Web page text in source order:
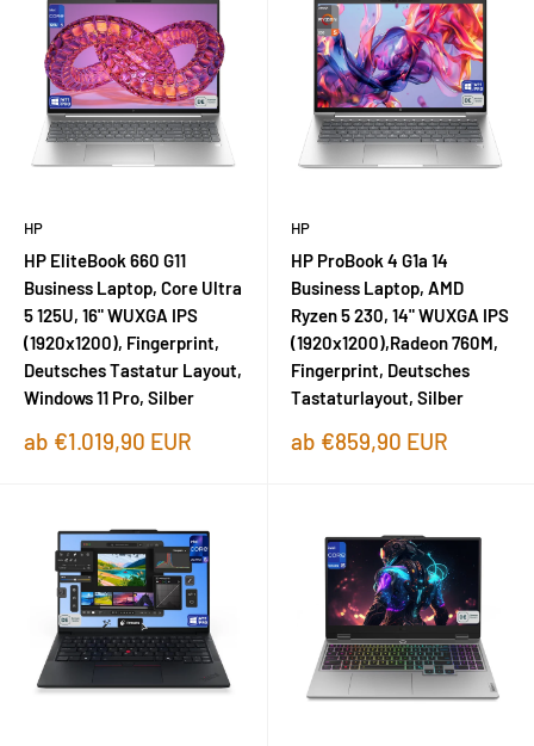
HP
HP EliteBook 660 G11
Business Laptop, Core Ultra
5 125U, 16" WUXGA IPS
(1920x1200), Fingerprint,
Deutsches Tastatur Layout,
Windows 11 Pro, Silber
Sonderpreis
ab €1.019,90 EUR
HP
HP ProBook 4 G1a 14
Business Laptop, AMD
Ryzen 5 230, 14" WUXGA IPS
(1920x1200),Radeon 760M,
Fingerprint, Deutsches
Tastaturlayout, Silber
Sonderpreis
ab €859,90 EUR